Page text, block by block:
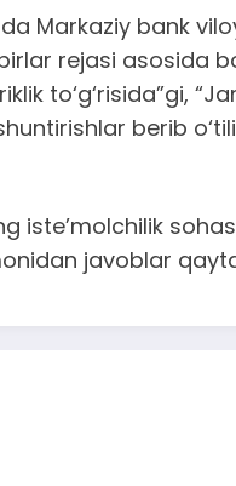
Markaziy bank
rejasi asosida
to‘g‘risida”gi,
berib
iste’molchilik
javoblar